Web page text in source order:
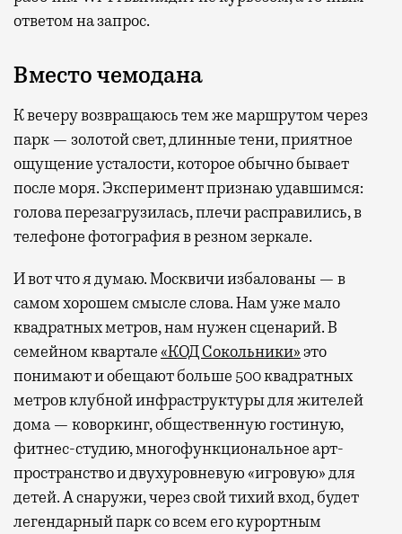
ответом на запрос.
Вместо чемодана
К вечеру возвращаюсь тем же маршрутом через
парк — золотой свет, длинные тени, приятное
ощущение усталости, которое обычно бывает
после моря. Эксперимент признаю удавшимся:
голова перезагрузилась, плечи расправились, в
телефоне фотография в резном зеркале.
И вот что я думаю. Москвичи избалованы — в
самом хорошем смысле слова. Нам уже мало
квадратных метров, нам нужен сценарий. В
семейном квартале«КОД Сокольники»это
понимают и обещают больше 500 квадратных
метров клубной инфраструктуры для жителей
дома — коворкинг, общественную гостиную,
фитнес-студию, многофункциональное арт-
пространство и двухуровневую «игровую» для
детей. А снаружи, через свой тихий вход, будет
легендарный парк со всем его курортным